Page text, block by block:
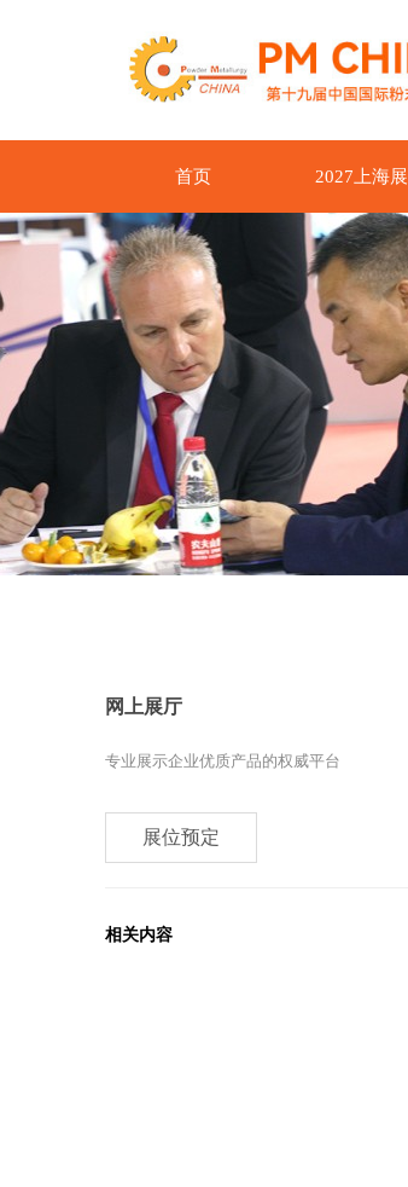
首页 2027上海展
网上展厅
专业展示企业优质产品的权威平台
展位预定
相关内容